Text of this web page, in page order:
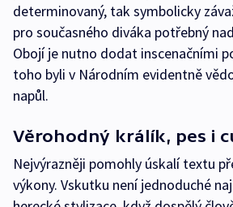
determinovaný, tak symbolicky
pro současného diváka potřebný
Obojí je nutno dodat inscenačními
toho byli v Národním evidentně
napůl.
Věrohodný králík, pes i
Nejvýrazněji pomohly úskalí textu
výkony. Vskutku není jednoduché